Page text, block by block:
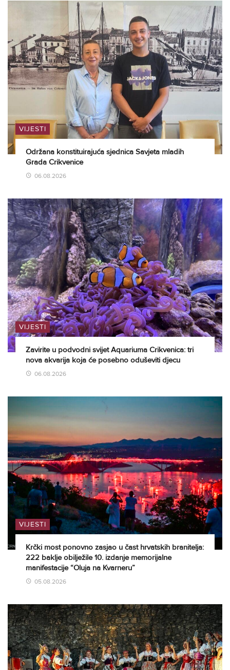
VIJESTI
Održana konstituirajuća sjednica Savjeta mladih
Grada Crikvenice
06.08.2026
VIJESTI
Zavirite u podvodni svijet Aquariuma Crikvenica: tri
nova akvarija koja će posebno oduševiti djecu
06.08.2026
VIJESTI
Krčki most ponovno zasjao u čast hrvatskih branitelja:
222 baklje obilježile 10. izdanje memorijalne
manifestacije “Oluja na Kvarneru”
05.08.2026